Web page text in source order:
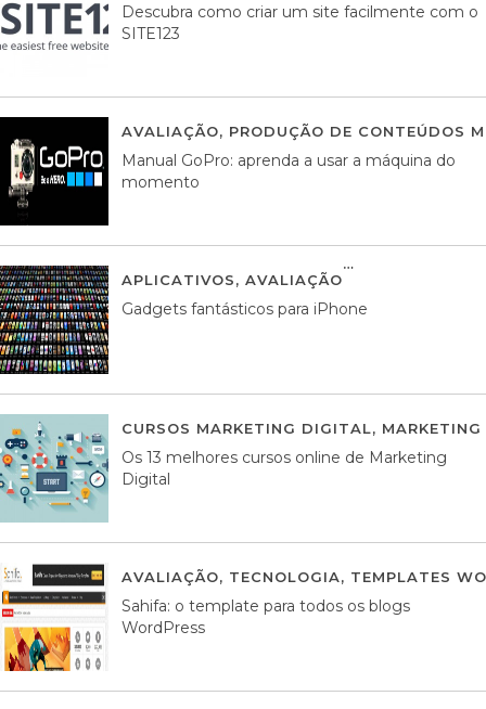
Descubra como criar um site facilmente com o
SITE123
AVALIAÇÃO, PRODUÇÃO DE CONTEÚDOS
Manual GoPro: aprenda a usar a máquina do
momento
APLICATIVOS, AVALIAÇÃO
Gadgets fantásticos para iPhone
CURSOS MARKETING DIGITAL,
Os 13 melhores cursos online de Marketing
Digital
AVALIAÇÃO, TECNOLOGIA, TEMPLATES
Sahifa: o template para todos os blogs
WordPress